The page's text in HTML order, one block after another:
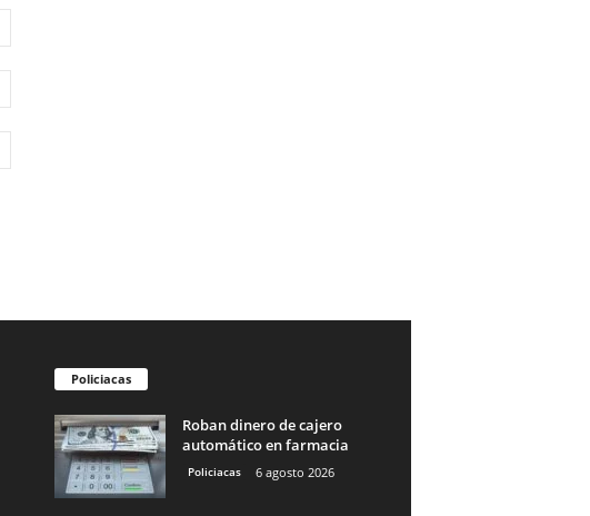
Policiacas
Roban dinero de cajero
automático en farmacia
Policiacas 6 agosto 2026